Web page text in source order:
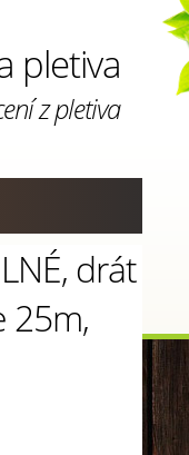
pletiva
z pletiva
drát
25m,